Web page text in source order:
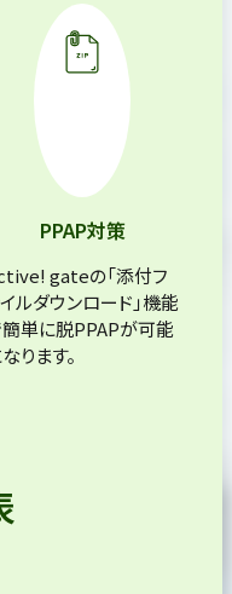
PPAP対策
gateの「添付フ
ルダウンロード」機能
単に脱PPAPが可能
ります。